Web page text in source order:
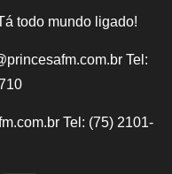
todo mundo ligado!
Tel:
Tel: (75) 2101-